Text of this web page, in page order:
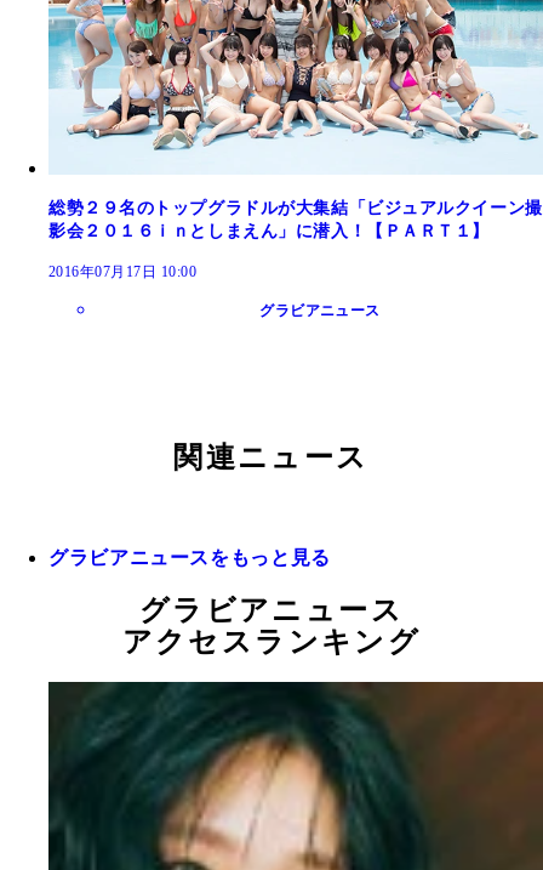
総勢２９名のトップグラドルが大集結「ビジュアルクイーン撮
影会２０１６ｉｎとしまえん」に潜入！【ＰＡＲＴ１】
2016年07月17日 10:00
グラビアニュース
関連ニュース
グラビアニュースをもっと見る
グラビアニュース
アクセスランキング